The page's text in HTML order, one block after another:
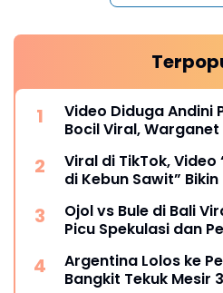
Video Diduga Andini
Bocil Viral,
Viral di TikTok, Video
di Kebun Sawit”
Ojol vs Bule di Bali
Picu Spekulasi dan
Argentina Lolos ke
Bangkit Tekuk Mesir